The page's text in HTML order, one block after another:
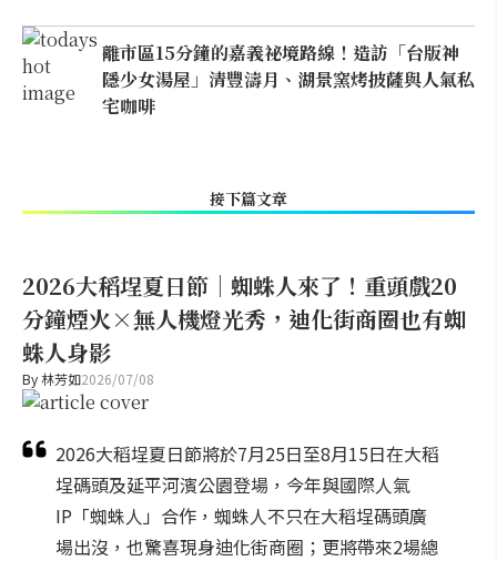
離市區15分鐘的嘉義祕境路線！造訪「台版神
隱少女湯屋」清豐濤月、湖景窯烤披薩與人氣私
宅咖啡
接下篇文章
2026大稻埕夏日節｜蜘蛛人來了！重頭戲20
分鐘煙火×無人機燈光秀，迪化街商圈也有蜘
蛛人身影
By林芳如2026/07/08
2026大稻埕夏日節將於7月25日至8月15日在大稻
埕碼頭及延平河濱公園登場，今年與國際人氣
IP「蜘蛛人」合作，蜘蛛人不只在大稻埕碼頭廣
場出沒，也驚喜現身迪化街商圈；更將帶來2場總